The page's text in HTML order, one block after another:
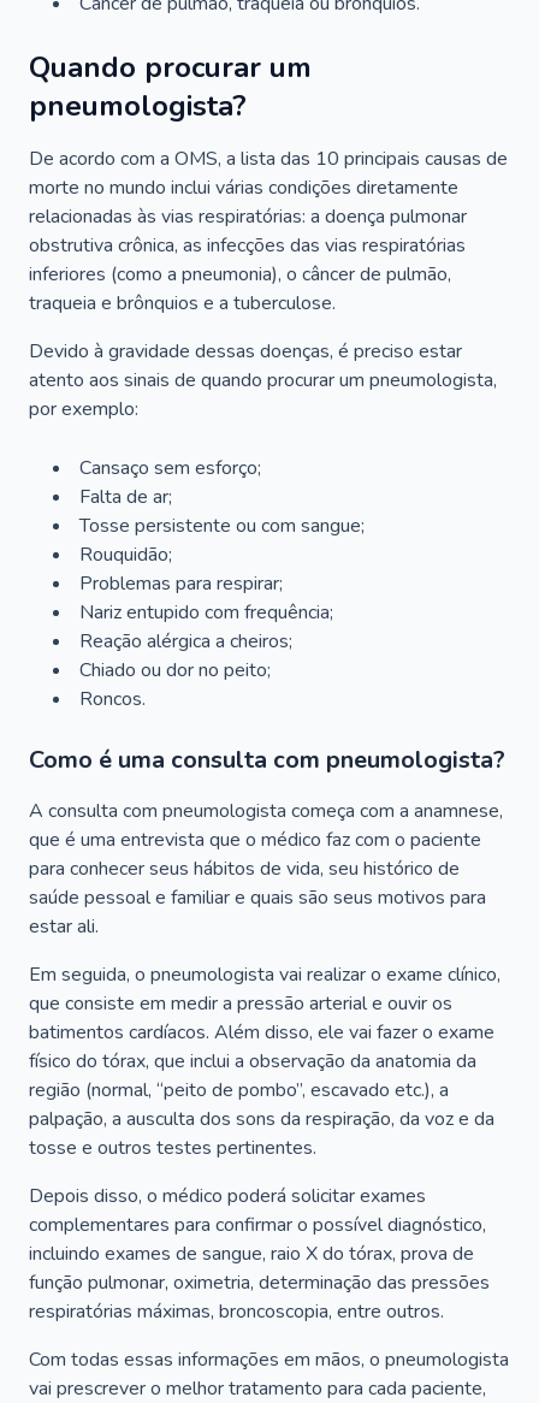
Quando procurar um
pneumologista?
De acordo com a OMS, a lista das 10 principais causas de
morte no mundo inclui várias condições diretamente
relacionadas às vias respiratórias: a doença pulmonar
obstrutiva crônica, as infecções das vias respiratórias
inferiores (como a pneumonia), o câncer de pulmão,
traqueia e brônquios e a tuberculose.
Devido à gravidade dessas doenças, é preciso estar
atento aos sinais de quando procurar um pneumologista,
por exemplo:
Cansaço sem esforço;
Falta de ar;
Tosse persistente ou com sangue;
Rouquidão;
Problemas para respirar;
Nariz entupido com frequência;
Reação alérgica a cheiros;
Chiado ou dor no peito;
Roncos.
Como é uma consulta com pneumologista?
A consulta com pneumologista começa com a anamnese,
que é uma entrevista que o médico faz com o paciente
para conhecer seus hábitos de vida, seu histórico de
saúde pessoal e familiar e quais são seus motivos para
estar ali.
Em seguida, o pneumologista vai realizar o exame clínico,
que consiste em medir a pressão arterial e ouvir os
batimentos cardíacos. Além disso, ele vai fazer o exame
físico do tórax, que inclui a observação da anatomia da
região (normal, “peito de pombo”, escavado etc.), a
palpação, a ausculta dos sons da respiração, da voz e da
tosse e outros testes pertinentes.
Depois disso, o médico poderá solicitar exames
complementares para confirmar o possível diagnóstico,
incluindo exames de sangue, raio X do tórax, prova de
função pulmonar, oximetria, determinação das pressões
respiratórias máximas, broncoscopia, entre outros.
Com todas essas informações em mãos, o pneumologista
vai prescrever o melhor tratamento para cada paciente,